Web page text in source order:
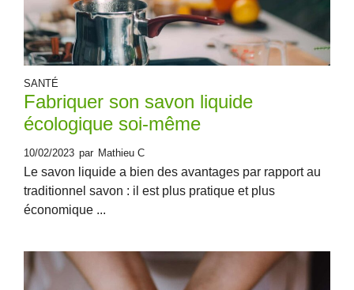
SANTÉ
Fabriquer son savon liquide
écologique soi-même
10/02/2023 par Mathieu C
Le savon liquide a bien des avantages par rapport au
traditionnel savon : il est plus pratique et plus
économique ...